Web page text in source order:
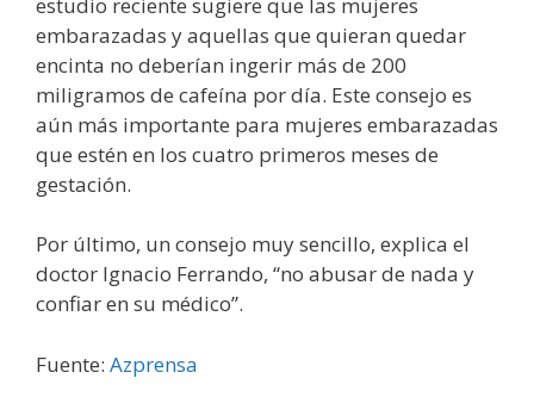
embarazadas y aquellas que quieran quedar
encinta no deberían ingerir más de 200
miligramos de cafeína por día. Este consejo es
aún más importante para mujeres embarazadas
que estén en los cuatro primeros meses de
gestación.
Por último, un consejo muy sencillo, explica el
doctor Ignacio Ferrando, “no abusar de nada y
confiar en su médico”.
Fuente: Azprensa